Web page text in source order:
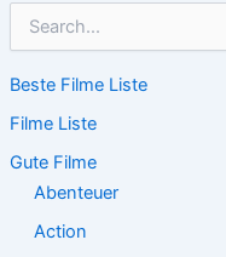
h
n
n
Beste Filme Liste
Filme Liste
Gute Filme
Abenteuer
Action